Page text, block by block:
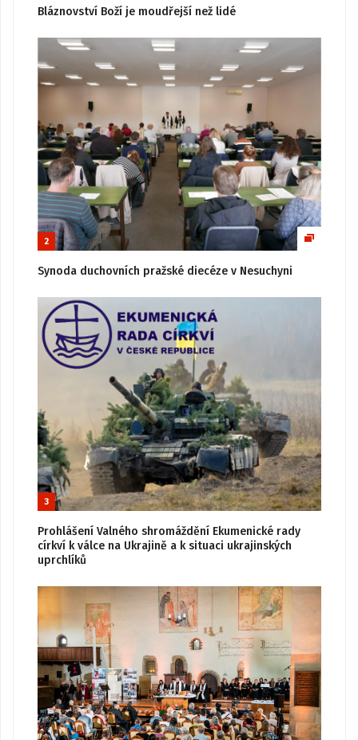
Bláznovství Boží je moudřejší než lidé
2
Synoda duchovních pražské diecéze v Nesuchyni
3
Prohlášení Valného shromáždění Ekumenické rady
církví k válce na Ukrajině a k situaci ukrajinských
uprchlíků